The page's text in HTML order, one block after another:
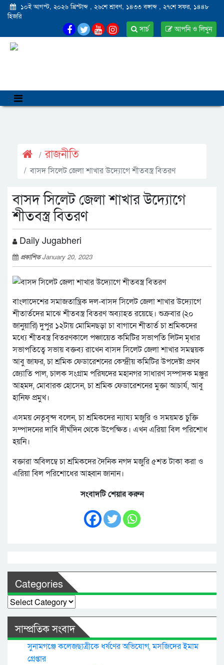
১০ই আগস্ট, ২০২৬ খ্রিস্টাব্দ , ২৬শে শ্রাবণ, ১৪৩৩ বঙ্গাব্দ , ২৭শে সফর, ১৪৪৮
হিজরি
আপনি ও লিখুন
সার্চ
রাজনীতি
বাসদ সিলেট জেলা শাখার উদ্যোগে শীতবস্ত্র বিতরণ
বাসদ সিলেট জেলা শাখার উদ্যোগে
শীতবস্ত্র বিতরণ
Daily Jugabheri
প্রকাশিতJanuary 20, 2023
বাংলাদেশের সমাজতান্ত্রিক দল-বাসদ সিলেট জেলা শাখার উদ্যোগে
শীতার্তদের মাঝে শীতবস্ত্র বিতরণ অব্যাহত রয়েছে। শুক্রবার (২০
জানুয়ারি) দুপুর ১২টায় মোমিনছড়া চা বাগানে শীতার্ত চা শ্রমিকদের
মধ্যে শীতবস্ত্র বিতরণকালে পঞ্চায়েত কমিটির সভাপতি লিটন মৃধার
সভাপতিত্বে সভায় বক্তব্য রাখেন বাসদ সিলেট জেলা শাখার সমন্বয়ক
আবু জাফর, চা শ্রমিক ফেডারেশনের কেন্দ্রীয় কমিটির উপদেষ্টা প্রণব
জ্যোতি পাল, চালক সংগ্রাম পরিষদের মহানগর সাধারণ সম্পাদক মঞ্জুর
আহমদ, মোবারক হোসেন, চা শ্রমিক ফেডারেশনের মুক্তা আচার্য, আবু
হানিফ প্রমুখ।
এসময় নেতৃবৃন্দ বলেন, চা শ্রমিকদের ন্যায্য মজুরি ও সময়মত চুক্তি
সম্পাদনের দাবি দীর্ঘদিন থেকে উপেক্ষিত। এখন এরিয়া বিল পরিশোধ
হয়নি।
বক্তারা অবিলম্বে চা শ্রমিকদের দৈনিক নগদ মজুরি ৫শত টাকা করা ও
এরিয়া বিল পরিশোধের আহ্বান জানান।
সংবাদটি শেয়ার করুন
Categories
Categories
সাম্প্রতিক সংবাদ
সুনামগঞ্জে কলেজছাত্রীকে ধর্ষণের অভিযোগ, মসজিদের ইমাম
গ্রেপ্তার